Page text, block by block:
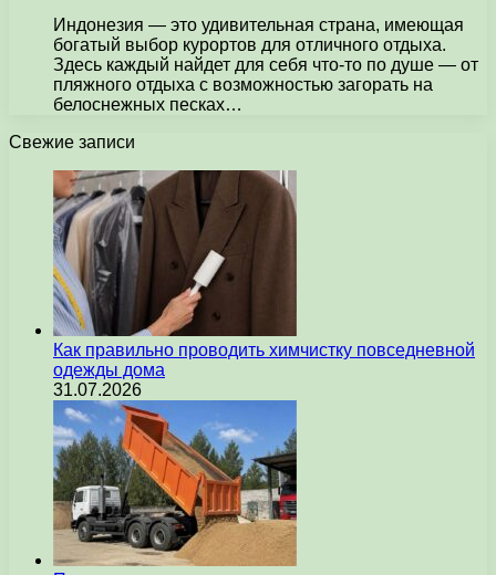
Индонезия — это удивительная страна, имеющая
богатый выбор курортов для отличного отдыха.
Здесь каждый найдет для себя что-то по душе — от
пляжного отдыха с возможностью загорать на
белоснежных песках…
Свежие записи
Как правильно проводить химчистку повседневной
одежды дома
31.07.2026